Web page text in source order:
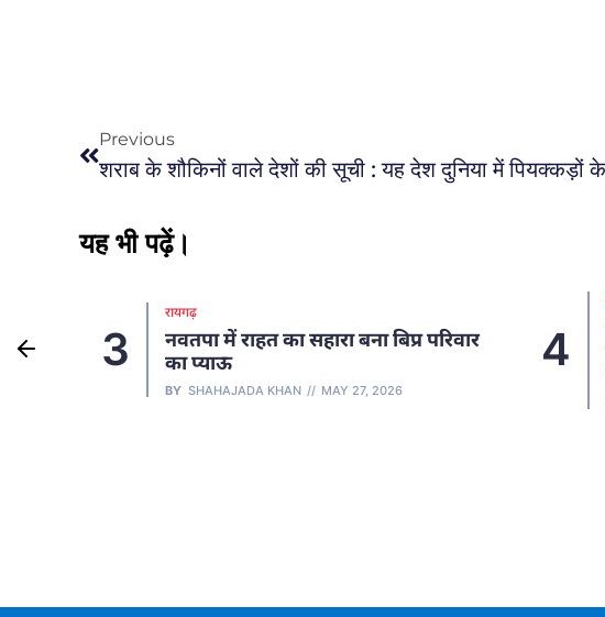
Previous
यह भी पढ़ें।
को 3
रायगढ़
नवतपा में राहत का सहारा बना बिप्र परिवार
का प्याऊ
BY SHAHAJADA KHAN MAY 27, 2026
4